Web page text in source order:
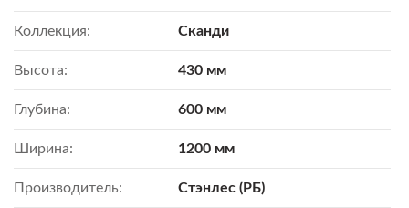
Коллекция: Сканди
Высота: 430 мм
Глубина: 600 мм
Ширина: 1200 мм
Производитель: Стэнлес (РБ)